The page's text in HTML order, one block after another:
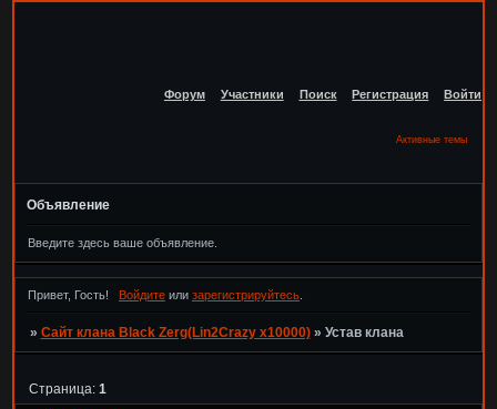
Форум Участники Поиск Регистрация Войти
Активные темы
Объявление
Введите здесь ваше объявление.
Привет, Гость! Войдитеили зарегистрируйтесь.
» Сайт клана Black Zerg(Lin2Crazy x10000) » Устав клана
Страница: 1